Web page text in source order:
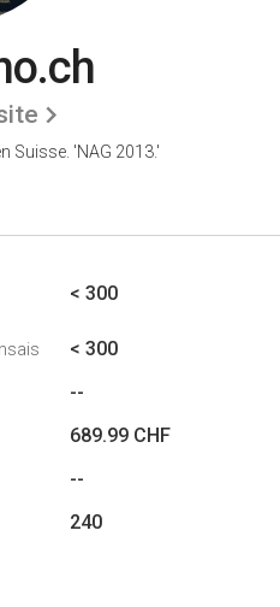
Suisse. 'NAG 2013.'
< 300
< 300
--
689.99 CHF
--
240